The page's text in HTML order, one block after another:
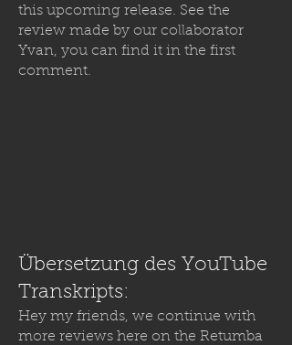
this upcoming release. See the
review made by our collaborator
Yvan, you can find it in the first
comment.
Übersetzung des YouTube
Transkripts:
Hey my friends, we continue with
more reviews here on the Retumba